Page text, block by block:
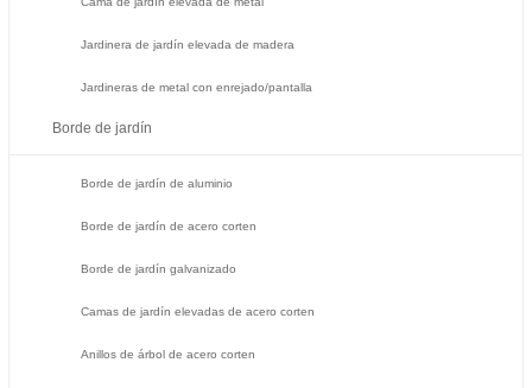
Jardinera de jardín elevada de madera
Jardineras de metal con enrejado/pantalla
Borde de jardín
Borde de jardín de aluminio
Borde de jardín de acero corten
Borde de jardín galvanizado
Camas de jardín elevadas de acero corten
Anillos de árbol de acero corten